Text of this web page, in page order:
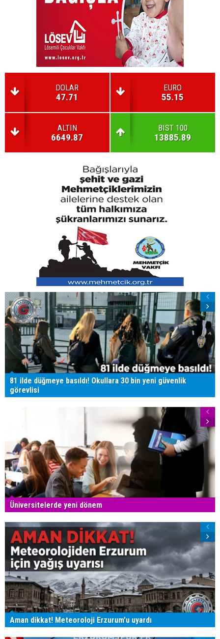
DOLAR
47.71
EURO
55.15
ALTIN
6649.87
BIST 100
13885.89
81 ilde düğmeye basıldı! Okullara 30 bin yeni güvenlik
görevlisi
Üniversitelerde yeni dönem
Aman dikkat! Meteoroloji Erzurum'u uyardı